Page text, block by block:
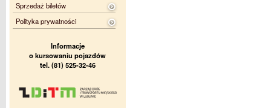
Sprzedaż biletów
Polityka prywatności
Informacje
o kursowaniu pojazdów
tel. (81) 525-32-46